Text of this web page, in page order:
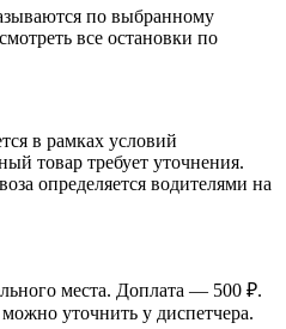
по выбранному
все остановки по
в рамках условий
товар требует уточнения.
определяется водителями на
места. Доплата — 500 ₽.
уточнить у диспетчера.